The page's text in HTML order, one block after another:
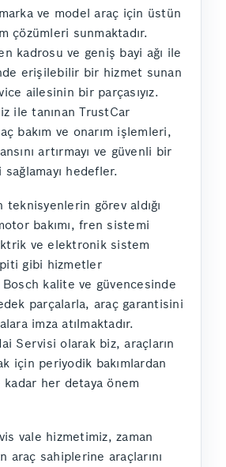
ve model araç için üstün
çözümleri sunmaktadır.
kadrosu ve geniş bayi ağı ile
erişilebilir bir hizmet sunan
ailesinin bir parçasıyız.
ile tanınan TrustCar
bakım ve onarım işlemleri,
artırmayı ve güvenli bir
hedefler.
teknisyenlerin görev aldığı
bakımı, fren sistemi
ve elektronik sistem
gibi hizmetler
Bosch kalite ve güvencesinde
parçalarla, araç garantisini
imza atılmaktadır.
Servisi olarak biz, araçların
için periyodik bakımlardan
her detaya önem
vale hizmetimiz, zaman
araç sahiplerine araçlarını